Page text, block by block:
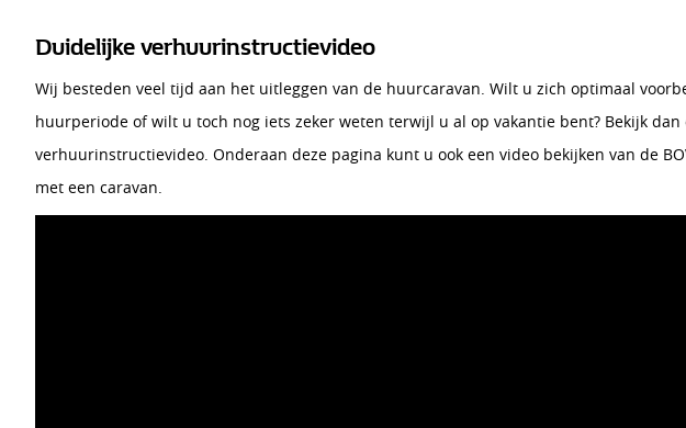
Duidelijke verhuurinstructievideo
Wij besteden veel tijd aan het uitleggen van de huurcaravan. Wilt u zich optimaal
huurperiode of wilt u toch nog iets zeker weten terwijl u al op vakantie bent? Bekijk dan
verhuurinstructievideo. Onderaan deze pagina kunt u ook een video bekijken van de
met een caravan.